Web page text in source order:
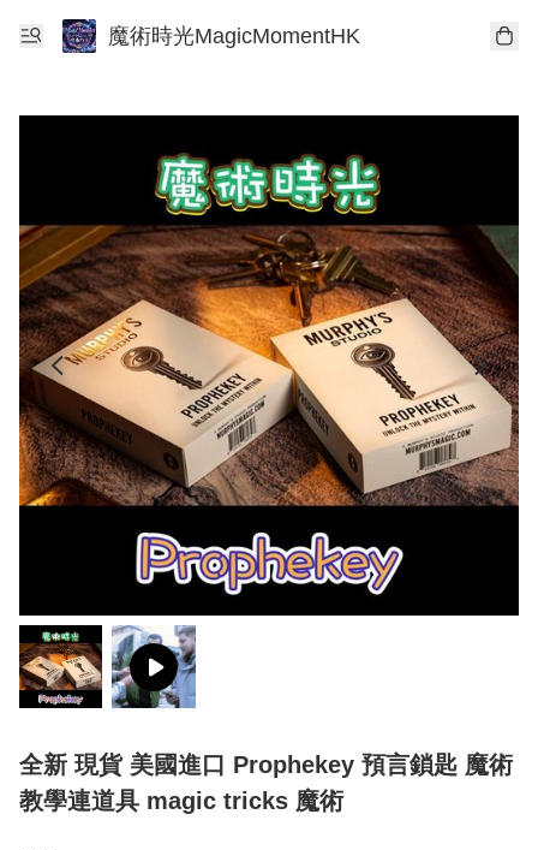
魔術時光MagicMomentHK
全新 現貨 美國進口 Prophekey 預言鎖匙 魔術
教學連道具 magic tricks 魔術